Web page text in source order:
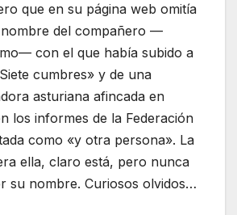
que en su página web omitía
del compañero —
con el que había subido a
cumbres» y de una
asturiana afincada en
los informes de la Federación
como «y otra persona». La
ella, claro está, pero nunca
su nombre. Curiosos olvidos…